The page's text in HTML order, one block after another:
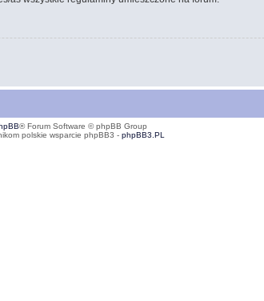
® Forum Software © phpBB Group
polskie wsparcie phpBB3 - phpBB3.PL